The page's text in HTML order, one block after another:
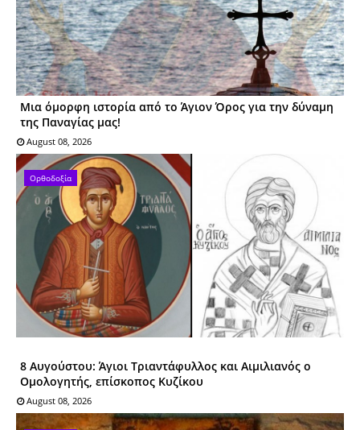
Μια όμορφη ιστορία από το Άγιον Όρος για την δύναμη
της Παναγίας μας!
August 08, 2026
Ορθοδοξία
8 Αυγούστου: Άγιοι Tριαντάφυλλος και Αιμιλιανός ο
Ομολογητής, επίσκοπος Κυζίκου
August 08, 2026